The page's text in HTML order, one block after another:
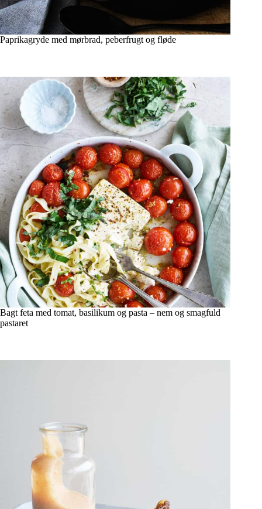
Paprikagryde med mørbrad, peberfrugt og fløde
Bagt feta med tomat, basilikum og pasta – nem og smagfuld
pastaret